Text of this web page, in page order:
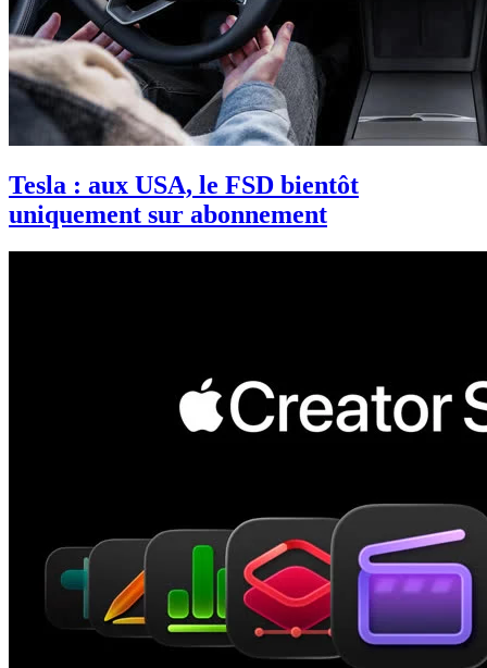
Tesla : aux USA, le FSD bientôt
uniquement sur abonnement